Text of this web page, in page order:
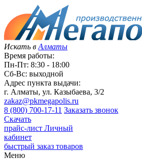
Искать в Алматы
Время работы:
Пн-Пт: 8:30 - 18:00
Сб-Вс: выходной
Адрес пункта выдачи:
г. Алматы, ул. Казыбаева, 3/2
zakaz@pkmegapolis.ru
8 (800) 700-17-11 Заказать звонок
Скачать
прайс-лист Личный
кабинет
быстрый заказ товаров
Меню